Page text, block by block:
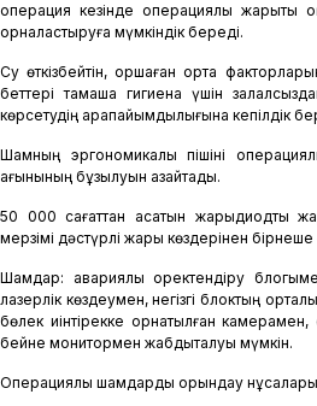
операция кезінде операциялық
орналастыруға мүмкіндік береді.
Су өткізбейтін, қоршаған орта
беттері тамаша гигиена үшін
көрсетудің қарапайымдылығына кепілдік
Шамның эргономикалық пішіні
ағынының бұзылуын азайтады.
50 000 сағаттан асатын жарықдиодты
мерзімі дәстүрлі жарық көздерінен бірнеше
Шамдар: авариялық қоректендіру
лазерлік көздеумен, негізгі блоктың
бөлек иінтірекке орнатылған камерамен,
бейне монитормен жабдықталуы мүмкін.
Операциялық шамдарды орындау